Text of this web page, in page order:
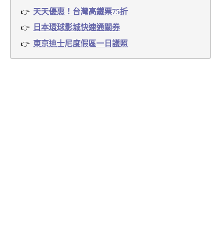
天天優惠！台灣高鐵票75折
日本環球影城快速通關券
東京迪士尼度假區一日護照